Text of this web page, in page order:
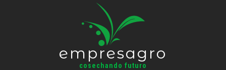
empresagro
cosechando futuro